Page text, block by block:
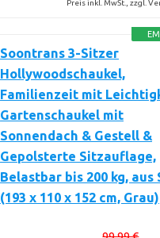
Preis inkl. MwSt., zzgl.
Soontrans 3-Sitzer
Hollywoodschaukel,
Familienzeit mit
Gartenschaukel mit
Sonnendach & Gestell &
Gepolsterte Sitzauflage,
Belastbar bis 200 kg, aus
(193 x 110 x 152 cm, Grau)